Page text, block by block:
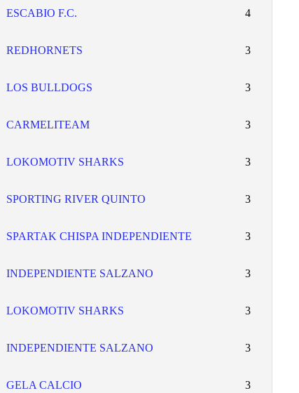
ESCABIO F.C. 4
REDHORNETS 3
LOS BULLDOGS 3
CARMELITEAM 3
LOKOMOTIV SHARKS 3
SPORTING RIVER QUINTO 3
SPARTAK CHISPA INDEPENDIENTE 3
INDEPENDIENTE SALZANO 3
LOKOMOTIV SHARKS 3
INDEPENDIENTE SALZANO 3
GELA CALCIO 3